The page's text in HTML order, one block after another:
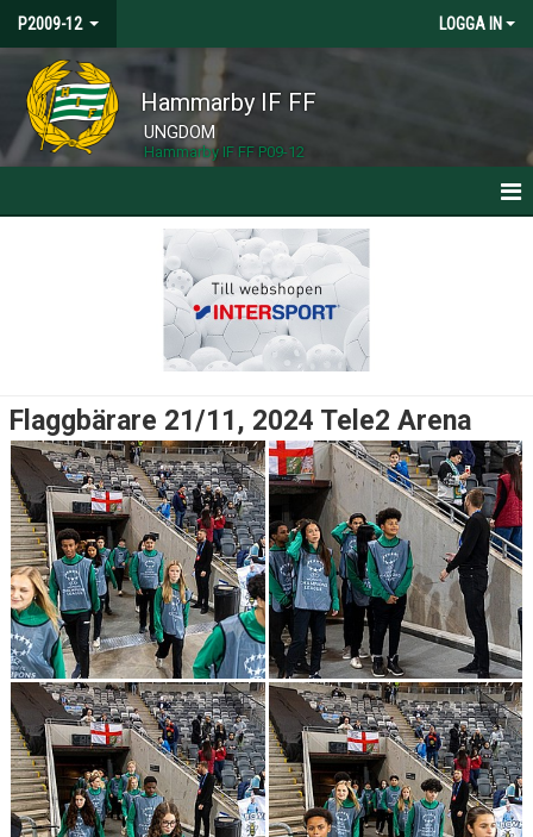
P2009-12 LOGGA IN
Hammarby IF FF
UNGDOM
Hammarby IF FF P09-12
TRUPPEN
BILDGALLERI
GÄSTBOK
KONTAKT
DOKUMENT
Flaggbärare 21/11, 2024 Tele2 Arena